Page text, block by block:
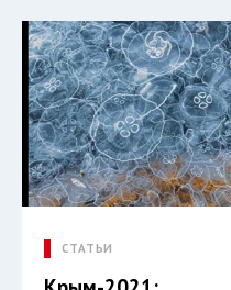
СТАТЬИ